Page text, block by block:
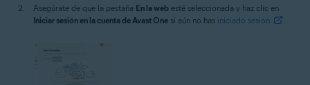
Asegúrate de que la pestaña En la web esté seleccionada y haz clic en
Iniciar sesión en la cuenta de Avast One si aún no has iniciado sesión .